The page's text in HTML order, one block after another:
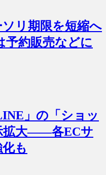
リ期限を短縮へ
約販売などに
」の「ショッ
拡大――各ECサ
も